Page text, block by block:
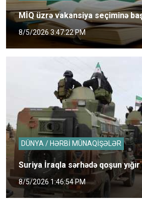
MİQ üzrə vakansiya seçiminə
8/5/2026 3:47:22 PM
DÜNYA / HƏRBİ MÜNAQİŞƏLƏR
Suriya İraqla sərhədə qoşun yığır
8/5/2026 1:46:54 PM